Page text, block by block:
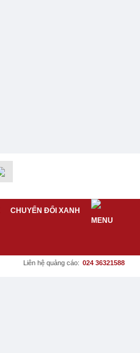
CHUYỂN ĐỔI XANH
Liên hệ quảng cáo: 024 36321588